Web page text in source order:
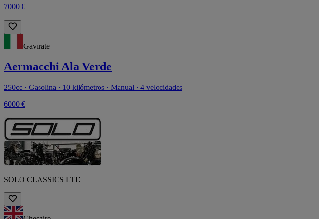
7000 €
Gavirate
Aermacchi Ala Verde
250cc · Gasolina · 10 kilómetros · Manual · 4 velocidades
6000 €
SOLO CLASSICS LTD